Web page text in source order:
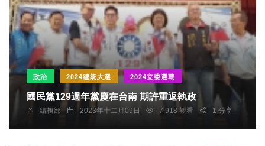
政治 2024總統大選 2024立委選戰
國民黨129週年黨慶在台南 期許重返執政
編輯部 2023年十二月09日 7,918 觀看 1 分享